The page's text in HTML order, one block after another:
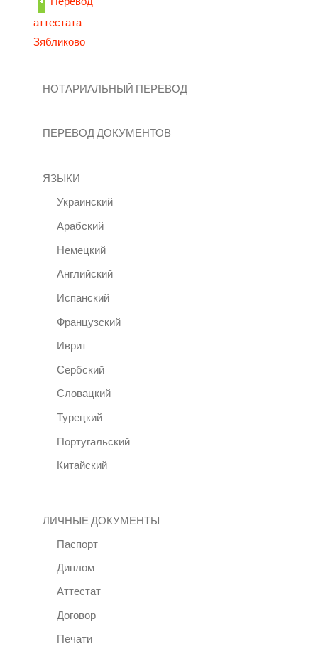
аттестата
Зябликово
НОТАРИАЛЬНЫЙ ПЕРЕВОД
ПЕРЕВОД ДОКУМЕНТОВ
ЯЗЫКИ
Украинский
Арабский
Немецкий
Английский
Испанский
Французский
Иврит
Сербский
Словацкий
Турецкий
Португальский
Китайский
ЛИЧНЫЕ ДОКУМЕНТЫ
Паспорт
Диплом
Аттестат
Договор
Печати